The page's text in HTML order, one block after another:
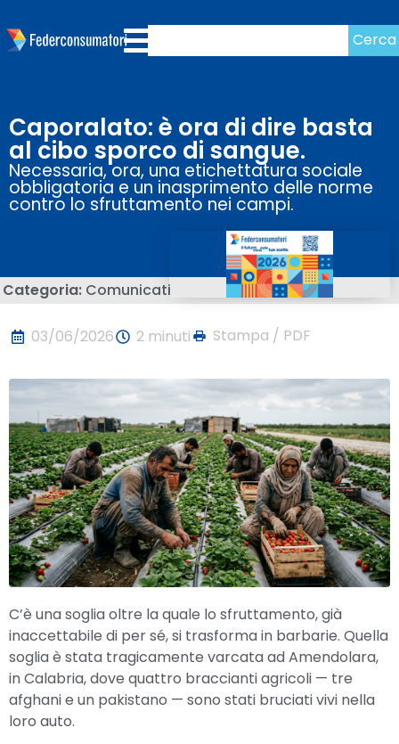
Cerca
Caporalato: è ora di dire basta
al cibo sporco di sangue.
Necessaria, ora, una etichettatura sociale
obbligatoria e un inasprimento delle norme
contro lo sfruttamento nei campi.
Categoria: Comunicati
03/06/2026 2 minuti Stampa / PDF
C’è una soglia oltre la quale lo sfruttamento, già
inaccettabile di per sé, si trasforma in barbarie. Quella
soglia è stata tragicamente varcata ad Amendolara,
in Calabria, dove quattro braccianti agricoli — tre
afghani e un pakistano — sono stati bruciati vivi nella
loro auto.